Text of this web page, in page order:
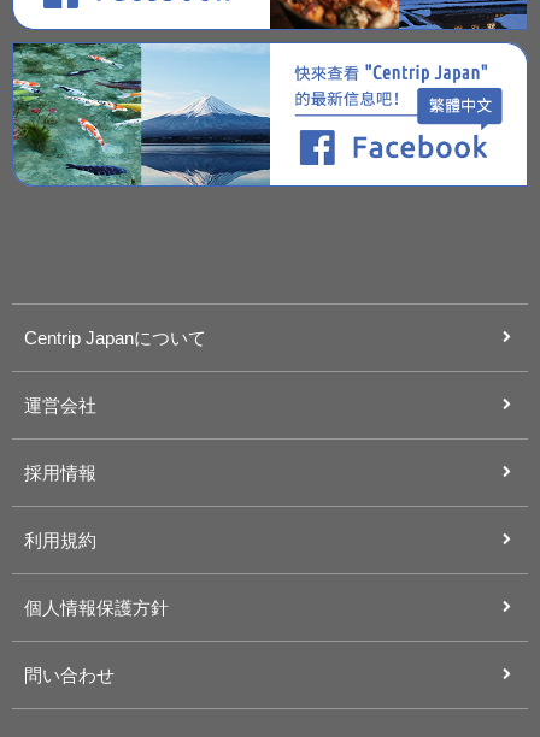
Centrip Japanについて
運営会社
採用情報
利用規約
個人情報保護方針
問い合わせ